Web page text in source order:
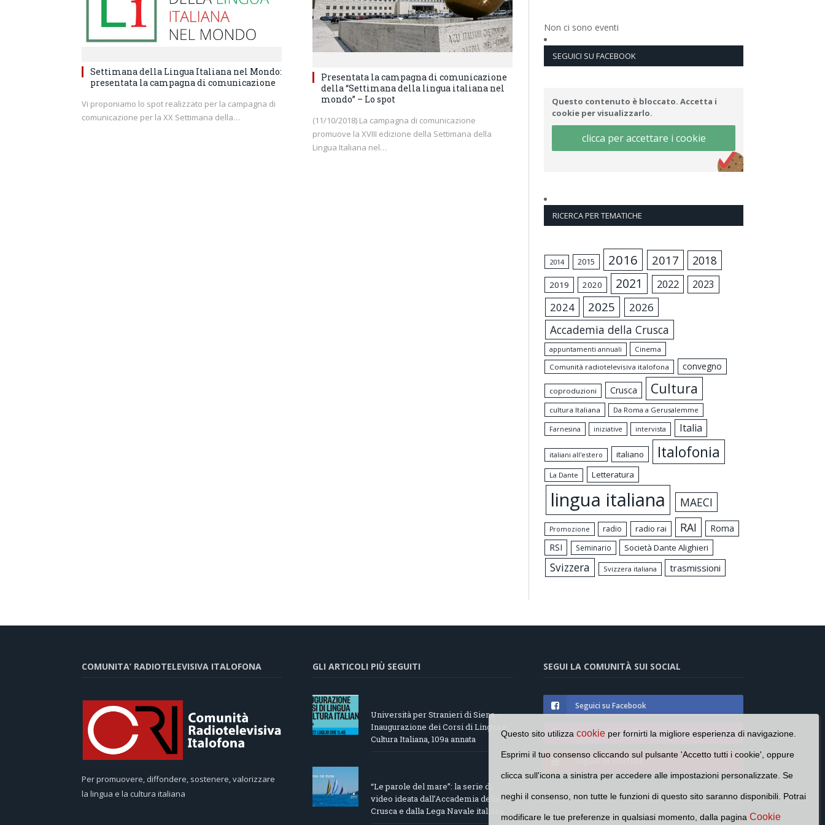
Settimana della Lingua Italiana nel Mondo:
presentata la campagna di comunicazione
Vi proponiamo lo spot realizzato per la campagna di
comunicazione per la XX Settimana della…
Presentata la campagna di comunicazione
della “Settimana della lingua italiana nel
mondo” – Lo spot
(11/10/2018) La campagna di comunicazione
promuove la XVIII edizione della Settimana della
Lingua Italiana nel…
Non ci sono eventi
SEGUICI SU FACEBOOK
Questo contenuto è bloccato. Accetta i
cookie per visualizzarlo.
clicca per accettare i cookie
RICERCA PER TEMATICHE
2014 2015 2016 2017 2018
2019 2020 2021 2022 2023
2024 2025 2026
Accademia della Crusca
appuntamenti annuali
Cinema
Comunità radiotelevisiva italofona
convegno
coproduzioni Crusca Cultura
cultura Italiana Da Roma a Gerusalemme
Farnesina iniziative intervista Italia
italiani all'estero italiano Italofonia
La Dante Letteratura
lingua italiana MAECI
Promozione radio radio rai RAI
Roma
RSI
Seminario Società Dante Alighieri
Svizzera Svizzera italiana trasmissioni
COMUNITA’ RADIOTELEVISIVA ITALOFONA
Per promuovere, diffondere, sostenere, valorizzare
la lingua e la cultura italiana
GLI ARTICOLI PIÙ SEGUITI
Università per Stranieri di Siena –
Inaugurazione dei Corsi di Lingua e
Cultura Italiana, 109a annata
“Le parole del mare”: la serie di
video ideata dall’Accademia della
Crusca e dalla Lega Navale italiana
SEGUI LA COMUNITÀ SUI SOCIAL
Seguici su Facebook
Seguici su Instagram
Seguici su YouTube
Questo sito utilizzacookie per fornirti la migliore esperienza di navigazione.
Esprimi il tuo consenso cliccando sul pulsante 'Accetto tutti i cookie', oppure
clicca sull'icona a sinistra per accedere alle impostazioni personalizzate. Se
neghi il consenso, non tutte le funzioni di questo sito saranno disponibili. Potrai
modificare le tue preferenze in qualsiasi momento, dalla pagina Cookie